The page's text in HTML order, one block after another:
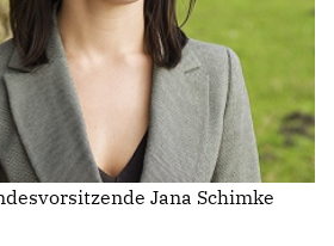
ABONNIEREN
BILDER
PROGRAMME
DER CDU BRANDENBURG
CDU BRANDENBURG
PRESSE
Jana Schimke